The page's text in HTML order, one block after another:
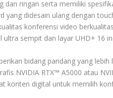
dan ringan serta memiliki
yang didesain ulang dengan
konferensi video
ultra sempit dan layar UHD+ 16
bidang pandang yang
NVIDIA RTX™ A5000 atau
konten digital untuk memilih